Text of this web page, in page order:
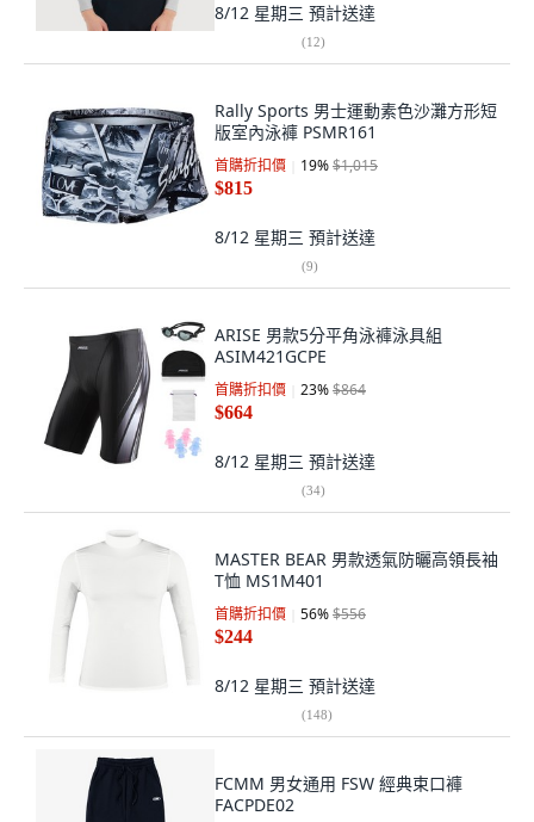
8/12 星期三 預計送達
(12)
Rally Sports 男士運動素色沙灘方形短
版室內泳褲 PSMR161
首購折扣價 19%$1,015
$815
8/12 星期三 預計送達
(9)
ARISE 男款5分平角泳褲泳具組
ASIM421GCPE
首購折扣價 23%$864
$664
8/12 星期三 預計送達
(34)
MASTER BEAR 男款透氣防曬高領長袖
T恤 MS1M401
首購折扣價 56%$556
$244
8/12 星期三 預計送達
(148)
FCMM 男女通用 FSW 經典束口褲
FACPDE02